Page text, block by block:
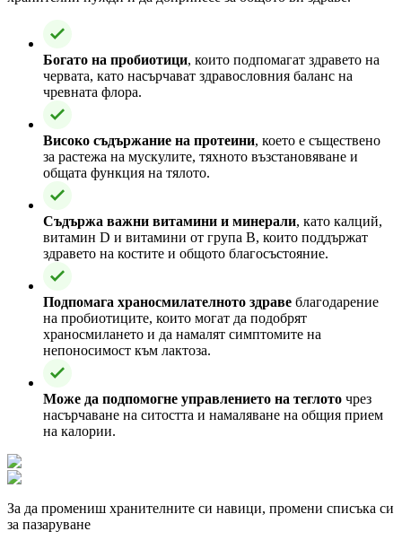
Богато на пробиотици, които подпомагат здравето на
червата, като насърчават здравословния баланс на
чревната флора.
Високо съдържание на протеини, което е съществено
за растежа на мускулите, тяхното възстановяване и
общата функция на тялото.
Съдържа важни витамини и минерали, като калций,
витамин D и витамини от група B, които поддържат
здравето на костите и общото благосъстояние.
Подпомага храносмилателното здраве благодарение
на пробиотиците, които могат да подобрят
храносмилането и да намалят симптомите на
непоносимост към лактоза.
Може да подпомогне управлението на теглото чрез
насърчаване на ситостта и намаляване на общия прием
на калории.
За да промениш хранителните си навици, промени списъка си
за пазаруване